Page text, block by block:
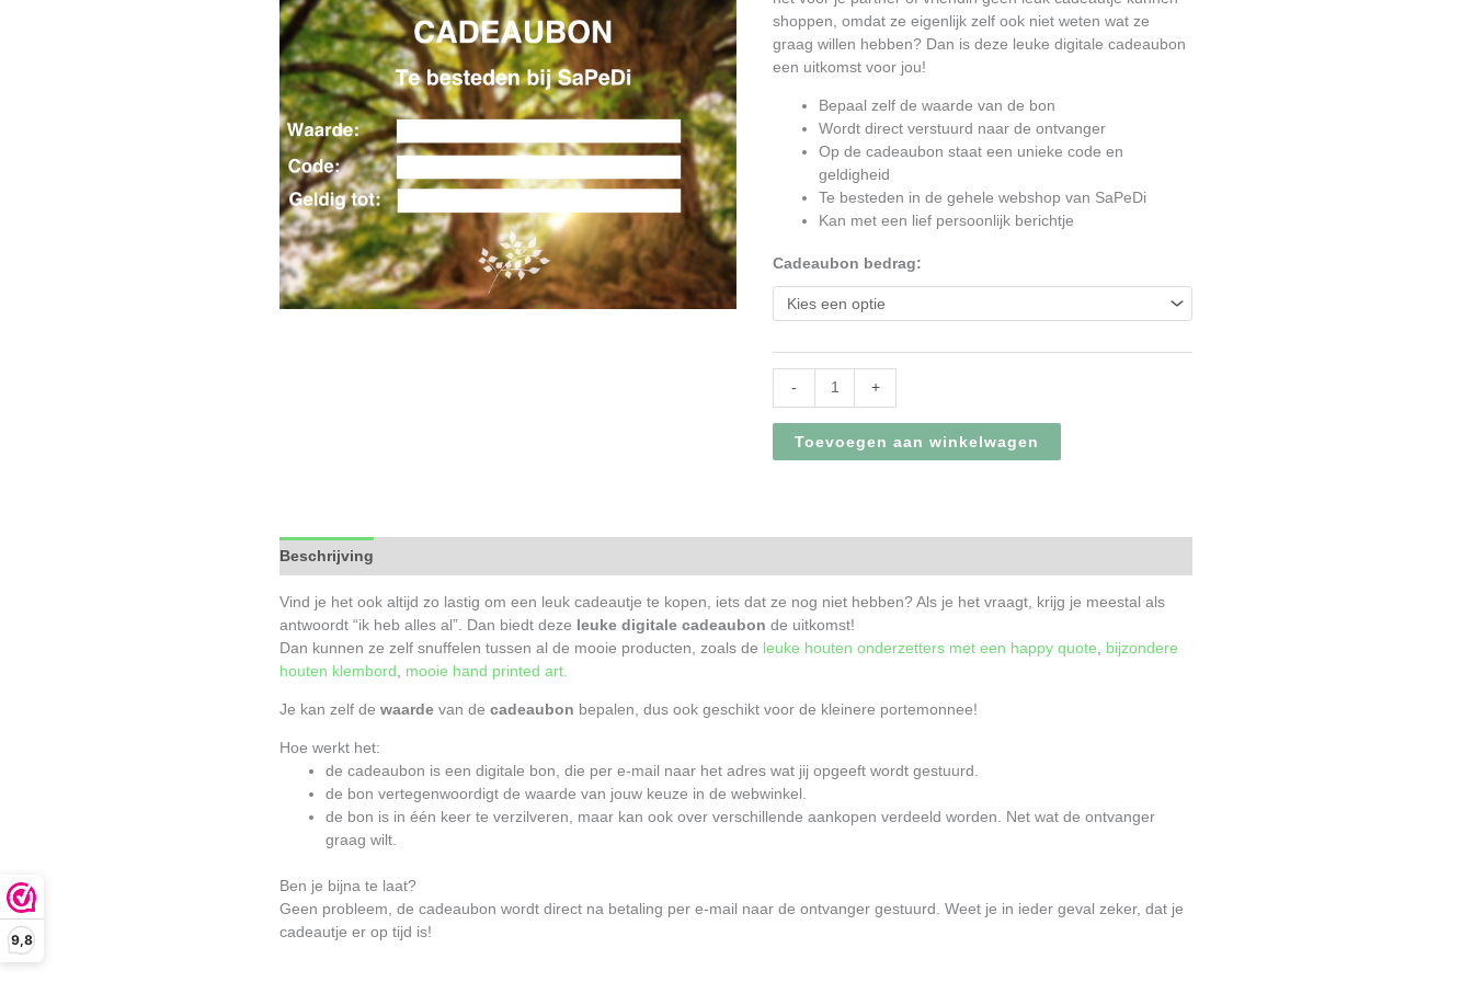
9,8
shoppen, omdat ze eigenlijk zelf ook niet weten wat ze
graag willen hebben? Dan is deze leuke digitale cadeaubon
een uitkomst voor jou!
Bepaal zelf de waarde van de bon
Wordt direct verstuurd naar de ontvanger
Op de cadeaubon staat een unieke code en
geldigheid
Te besteden in de gehele webshop van SaPeDi
Kan met een lief persoonlijk berichtje
Cadeaubon bedrag:
- +
Toevoegen aan winkelwagen
Beschrijving
Vind je het ook altijd zo lastig om een leuk cadeautje te kopen, iets dat ze nog niet hebben? Als je het vraagt, krijg je meestal als
antwoordt “ik heb alles al”. Dan biedt deze leuke digitale cadeaubon de uitkomst!
Dan kunnen ze zelf snuffelen tussen al de mooie producten, zoals de leuke houten onderzetters met een happy quote
bijzondere
houten klembord
mooie hand printed art.
Je kan zelf dewaarde van decadeaubon bepalen, dus ook geschikt voor de kleinere portemonnee!
Hoe werkt het:
de cadeaubon is een digitale bon, die per e-mail naar het adres wat jij opgeeft wordt gestuurd.
de bon vertegenwoordigt de waarde van jouw keuze in de webwinkel.
de bon is in één keer te verzilveren, maar kan ook over verschillende aankopen verdeeld worden. Net wat de ontvanger
graag wilt.
Ben je bijna te laat?
Geen probleem, de cadeaubon wordt direct na betaling per e-mail naar de ontvanger gestuurd. Weet je in ieder geval zeker, dat je
cadeautje er op tijd is!